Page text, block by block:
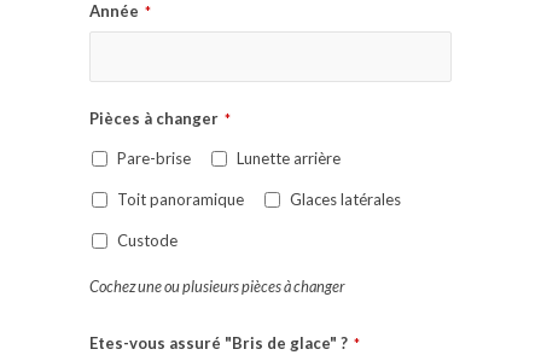
Année *
Pièces à changer *
Pare-brise Lunette arrière
Toit panoramique Glaces latérales
Custode
Cochez une ou plusieurs pièces à changer
Etes-vous assuré "Bris de glace" ? *